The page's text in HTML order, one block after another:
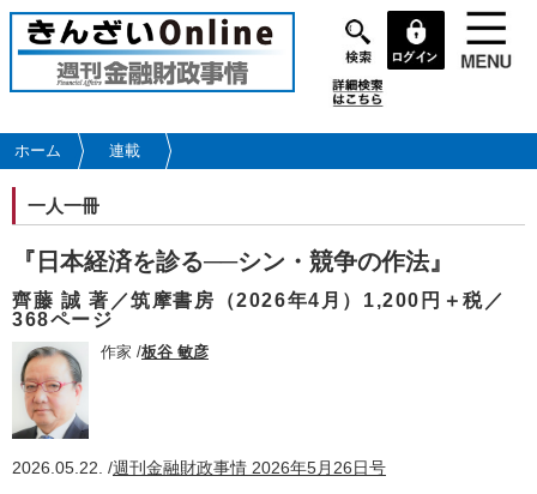
メ
イ
コ
ン
に
移
動
ホーム 連載
一人一冊
『日本経済を診る──シン・競争の作法』
齊藤 誠 著／筑摩書房（2026年4月）1,200円＋税／
368ページ
作家 /板谷 敏彦
2026.05.22. /週刊金融財政事情 2026年5月26日号